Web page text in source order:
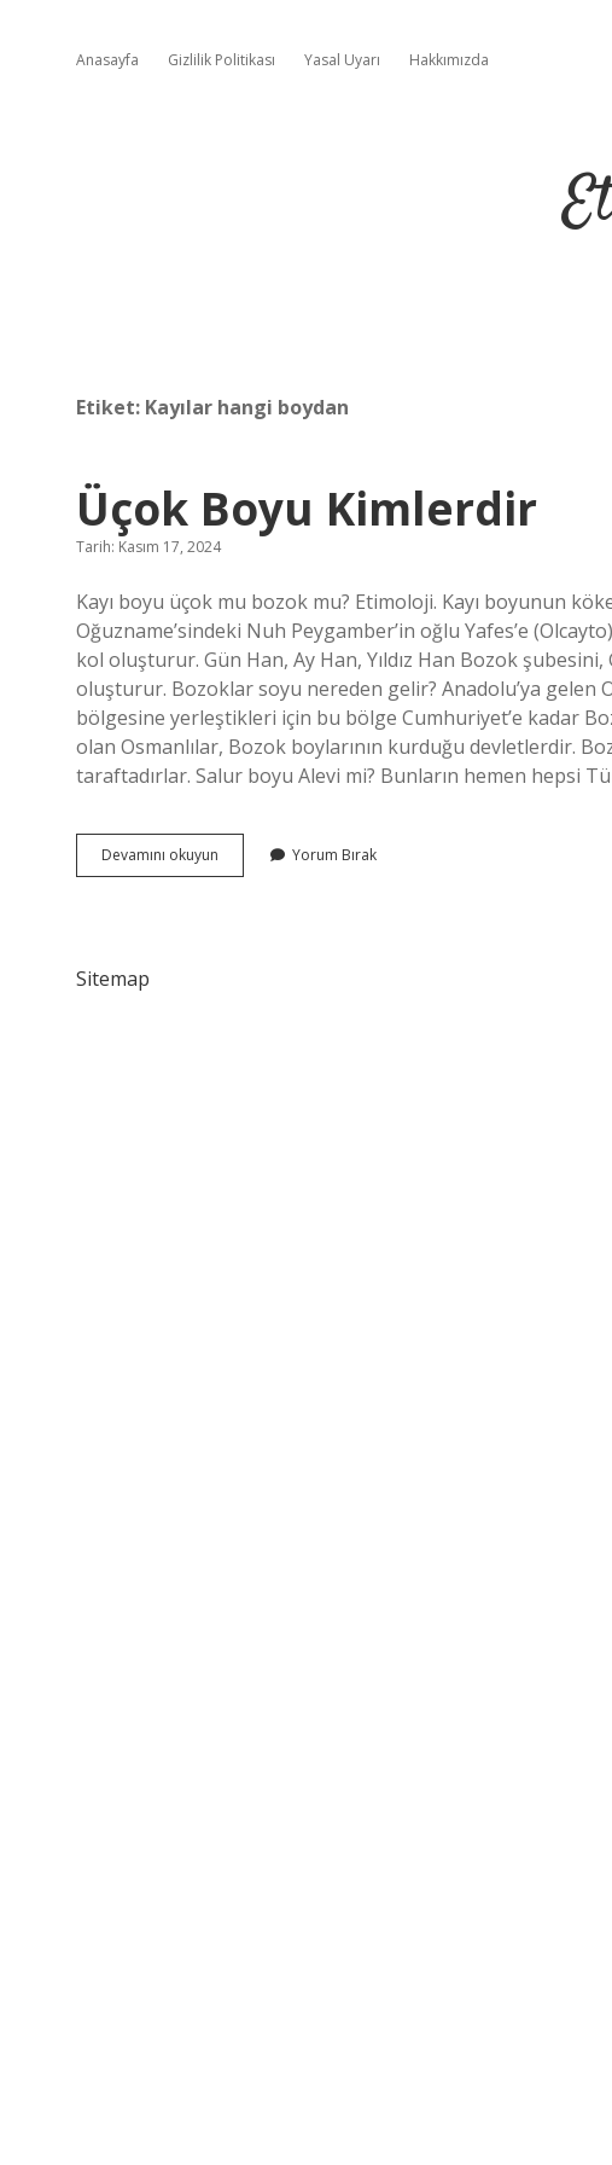
Anasayfa Gizlilik Politikası Yasal Uyarı Hakkımızda
Etiket: Kayılar hangi boydan
Üçok Boyu Kimlerdir
Tarih: Kasım 17, 2024
Kayı boyu üçok mu bozok mu? Etimoloji. Kayı boyunun
Oğuzname’sindeki Nuh Peygamber’in oğlu Yafes’e
kol oluşturur. Gün Han, Ay Han, Yıldız Han Bozok
oluşturur. Bozoklar soyu nereden gelir? Anadolu’ya gelen
bölgesine yerleştikleri için bu bölge Cumhuriyet’e kadar
olan Osmanlılar, Bozok boylarının kurduğu devletlerdir.
taraftadırlar. Salur boyu Alevi mi? Bunların hemen hepsi
Devamını okuyun
Boyu
Yorum Bırak
Sitemap